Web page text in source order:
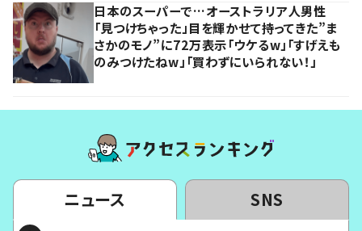
日本のスーパーで…オーストラリア人男性
「見つけちゃった」目を輝かせて持ってきた”ま
さかのモノ”に72万表示「ウケるw」「すげえも
のみつけたねw」「買わずにいられない！」
ニュース SNS